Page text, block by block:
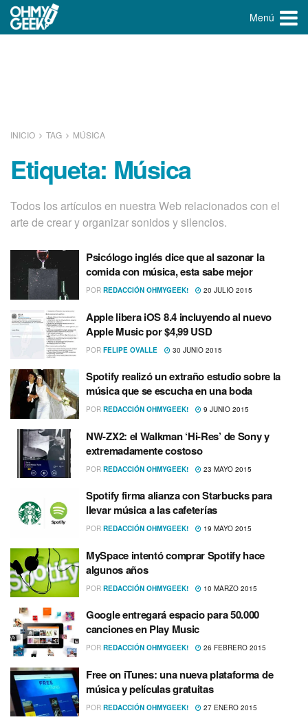
Menú
INICIO TAG MÚSICA
Etiqueta: Música
Todos los artículos en nuestra Web relacionados con el
arte de crear y organizar sonidos y silencios.
Psicólogo inglés dice que al sazonar la
comida con música, esta sabe mejor
POR REDACCIÓN OHMYGEEK! 20 JULIO 2015
Apple libera iOS 8.4 incluyendo al nuevo
Apple Music por $4,99 USD
POR FELIPE OVALLE 30 JUNIO 2015
Spotify realizó un extraño estudio sobre la
música que se escucha en una boda
POR REDACCIÓN OHMYGEEK! 9 JUNIO 2015
NW-ZX2: el Walkman ‘Hi-Res’ de Sony y
extremadamente costoso
POR REDACCIÓN OHMYGEEK! 23 MAYO 2015
Spotify firma alianza con Starbucks para
llevar música a las cafeterí­as
POR REDACCIÓN OHMYGEEK! 19 MAYO 2015
MySpace intentó comprar Spotify hace
algunos años
POR REDACCIÓN OHMYGEEK! 10 MARZO 2015
Google entregará espacio para 50.000
canciones en Play Music
POR REDACCIÓN OHMYGEEK! 26 FEBRERO 2015
Free on iTunes: una nueva plataforma de
música y pelí­culas gratuitas
POR REDACCIÓN OHMYGEEK! 27 ENERO 2015